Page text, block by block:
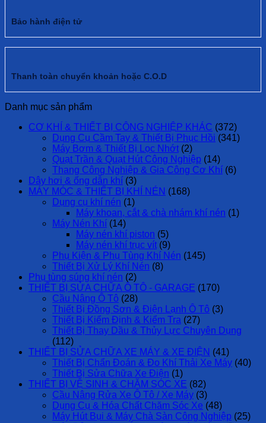
Bảo hành điện tử
Thanh toàn chuyển khoản hoặc C.O.D
Danh mục sản phẩm
CƠ KHÍ & THIẾT BỊ CÔNG NGHIỆP KHÁC (372)
Dụng Cụ Cầm Tay & Thiết Bị Phục Hồi (341)
Máy Bơm & Thiết Bị Lọc Nhớt (2)
Quạt Trần & Quạt Hút Công Nghiệp (14)
Thang Công Nghiệp & Gia Công Cơ Khí (6)
Dây hơi & ống dẫn khí (3)
MÁY MÓC & THIẾT BỊ KHÍ NÉN (168)
Dụng cụ khí nén (1)
Máy khoan, cắt & chà nhám khí nén (1)
Máy Nén Khí (14)
Máy nén khí piston (5)
Máy nén khí trục vít (9)
Phụ Kiện & Phụ Tùng Khí Nén (145)
Thiết Bị Xử Lý Khí Nén (8)
Phụ tùng súng khí nén (2)
THIẾT BỊ SỬA CHỮA Ô TÔ - GARAGE (170)
Cầu Nâng Ô Tô (28)
Thiết Bị Đồng Sơn & Điện Lạnh Ô Tô (3)
Thiết Bị Kiểm Định & Kiểm Tra (27)
Thiết Bị Thay Dầu & Thủy Lực Chuyên Dụng
(112)
THIẾT BỊ SỬA CHỮA XE MÁY & XE ĐIỆN (41)
Thiết Bị Chẩn Đoán & Đo Khí Thải Xe Máy (40)
Thiết Bị Sửa Chữa Xe Điện (1)
THIẾT BỊ VỆ SINH & CHĂM SÓC XE (82)
Cầu Nâng Rửa Xe Ô Tô / Xe Máy (3)
Dụng Cụ & Hóa Chất Chăm Sóc Xe (48)
Máy Hút Bụi & Máy Chà Sàn Công Nghiệp (25)